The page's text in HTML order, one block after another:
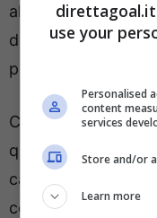
al centrocampista
delle opzioni
per rinforzare il
Complici anche gli
quest’anno è
campo in termini di
costruire il proprio
use your
Personalised
content
services
Store and/or
Learn more